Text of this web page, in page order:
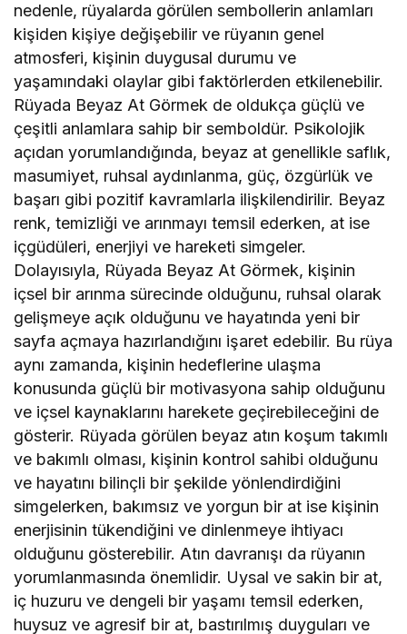
nedenle, rüyalarda görülen sembollerin anlamları
kişiden kişiye değişebilir ve rüyanın genel
atmosferi, kişinin duygusal durumu ve
yaşamındaki olaylar gibi faktörlerden etkilenebilir.
Rüyada Beyaz At Görmek de oldukça güçlü ve
çeşitli anlamlara sahip bir semboldür. Psikolojik
açıdan yorumlandığında, beyaz at genellikle saflık,
masumiyet, ruhsal aydınlanma, güç, özgürlük ve
başarı gibi pozitif kavramlarla ilişkilendirilir. Beyaz
renk, temizliği ve arınmayı temsil ederken, at ise
içgüdüleri, enerjiyi ve hareketi simgeler.
Dolayısıyla, Rüyada Beyaz At Görmek, kişinin
içsel bir arınma sürecinde olduğunu, ruhsal olarak
gelişmeye açık olduğunu ve hayatında yeni bir
sayfa açmaya hazırlandığını işaret edebilir. Bu rüya
aynı zamanda, kişinin hedeflerine ulaşma
konusunda güçlü bir motivasyona sahip olduğunu
ve içsel kaynaklarını harekete geçirebileceğini de
gösterir. Rüyada görülen beyaz atın koşum takımlı
ve bakımlı olması, kişinin kontrol sahibi olduğunu
ve hayatını bilinçli bir şekilde yönlendirdiğini
simgelerken, bakımsız ve yorgun bir at ise kişinin
enerjisinin tükendiğini ve dinlenmeye ihtiyacı
olduğunu gösterebilir. Atın davranışı da rüyanın
yorumlanmasında önemlidir. Uysal ve sakin bir at,
iç huzuru ve dengeli bir yaşamı temsil ederken,
huysuz ve agresif bir at, bastırılmış duyguları ve